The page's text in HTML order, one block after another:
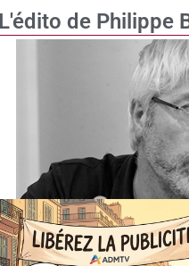
L'édito de Philippe